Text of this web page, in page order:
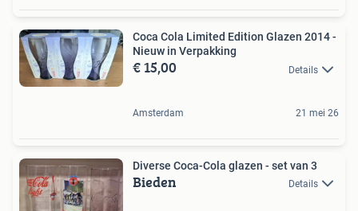
Coca Cola Limited Edition Glazen 2014 -
Nieuw in Verpakking
€ 15,00 Details
Amsterdam 21 mei 26
Diverse Coca-Cola glazen - set van 3
Bieden Details